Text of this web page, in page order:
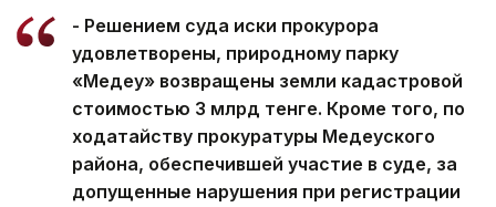
- Решением суда иски прокурора
удовлетворены, природному парку
«Медеу» возвращены земли кадастровой
стоимостью 3 млрд тенге. Кроме того, по
ходатайству прокуратуры Медеуского
района, обеспечившей участие в суде, за
допущенные нарушения при регистрации